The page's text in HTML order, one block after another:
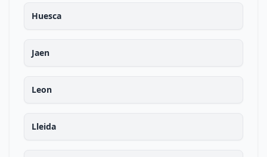
Huesca
Jaen
Leon
Lleida